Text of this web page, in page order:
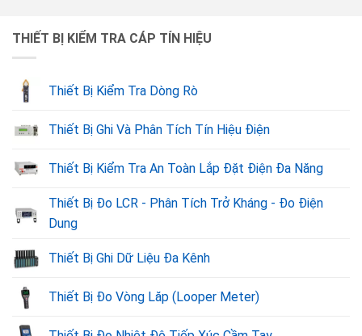
THIẾT BỊ KIỂM TRA CÁP TÍN HIỆU
Thiết Bị Kiểm Tra Dòng Rò
Thiết Bị Ghi Và Phân Tích Tín Hiệu Điện
Thiết Bị Kiểm Tra An Toàn Lắp Đặt Điện Đa Năng
Thiết Bị Đo LCR - Phân Tích Trở Kháng - Đo Điện
Dung
Thiết Bị Ghi Dữ Liệu Đa Kênh
Thiết Bị Đo Vòng Lăp (Looper Meter)